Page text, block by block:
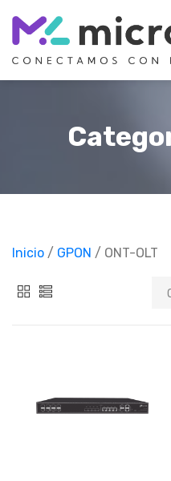
Inicio / GPON / ONT-OLT